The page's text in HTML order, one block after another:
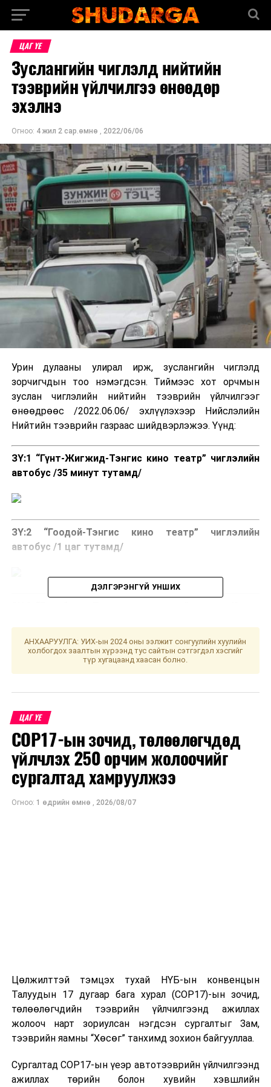
ЦАГ ҮЕ
Зуслангийн чиглэлд нийтийн
тээврийн үйлчилгээ өнөөдөр
эхэлнэ
Огноо: 4 жил 2 сар.өмнө , 2022/06/06
Урин дулааны улирал ирж, зуслангийн чиглэлд
зорчигчдын тоо нэмэгдсэн. Тиймээс хот орчмын
зуслан чиглэлийн нийтийн тээврийн үйлчилгээг
өнөөдрөөс /2022.06.06/ эхлүүлэхээр Нийслэлийн
Нийтийн тээврийн газраас шийдвэрлэжээ. Үүнд:
ЗҮ:1 “Гүнт-Жигжид-Тэнгис кино театр” чиглэлийн
автобус /35 минут тутамд/
ЗҮ:2 “Гоодой-Тэнгис кино театр” чиглэлийн
автобус /1 цаг тутамд/
зогсоолоос нийтийн тээврийн үйлчилгээний цагийн
хуваарийн дагуу явуулахаар бэлтгэл ажлыг хангажээ.
Чиглэлийн үйлчилгээтэй холбоотой санал хүсэлтийг
7004-4040 дугаарын утсанд 24 цагийн турш хүлээн
авч байна.
УНШСАН: 2149
ДАРААХ МЭДЭЭ
ДЭЛГЭРЭНГҮЙ УНШИХ
АНХААРУУЛГА: УИХ-ын 2024 оны ээлжит сонгуулийн хуулийн
холбогдох заалтын хүрээнд тус сайтын сэтгэгдэл хэсгийг
түр хугацаанд хаасан болно.
ЦАГ ҮЕ
COP17-ын зочид, төлөөлөгчдөд
үйлчлэх 250 орчим жолоочийг
сургалтад хамруулжээ
Огноо: 1 өдрийн өмнө , 2026/08/07
Цөлжилттэй тэмцэх тухай НҮБ-ын конвенцын
Талуудын 17 дугаар бага хурал (COP17)-ын зочид,
төлөөлөгчдийн тээврийн үйлчилгээнд ажиллах
жолооч нарт зориулсан нэгдсэн сургалтыг Зам,
тээврийн яамны “Хөсөг” танхимд зохион байгууллаа.
Сургалтад COP17-ын үеэр автотээврийн үйлчилгээнд
ажиллах төрийн болон хувийн хэвшлийн